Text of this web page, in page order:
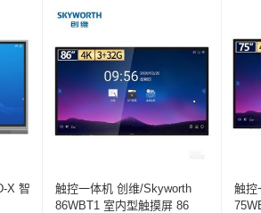
cnzhongzhe
新中新/synjones
智腾/
贝赛尔 东方中原
/Soopen
三田 上海易教
立象/ARGOX
汉光 美松达/MAXSOUND
至像
方正 中科可控/SuMa NEC
博思得/POSTEK 华映/HWAING
航天
航天柏克 柏克 旭龙物联
中科
X 智
触控一体机 创维/Skyworth
86WBT1 室内型触摸屏 86
触控